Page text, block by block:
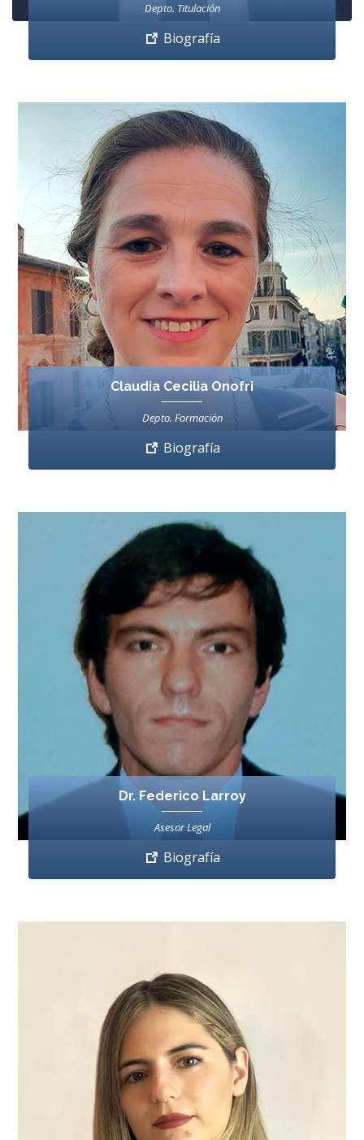
Depto. Titulación
Biografía
Claudia Cecilia Onofri
Depto. Formación
Biografía
Dr. Federico Larroy
Asesor Legal
Biografía